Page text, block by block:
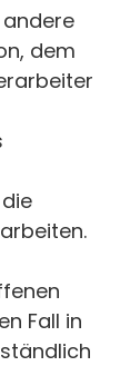
andere
dem
Fall in